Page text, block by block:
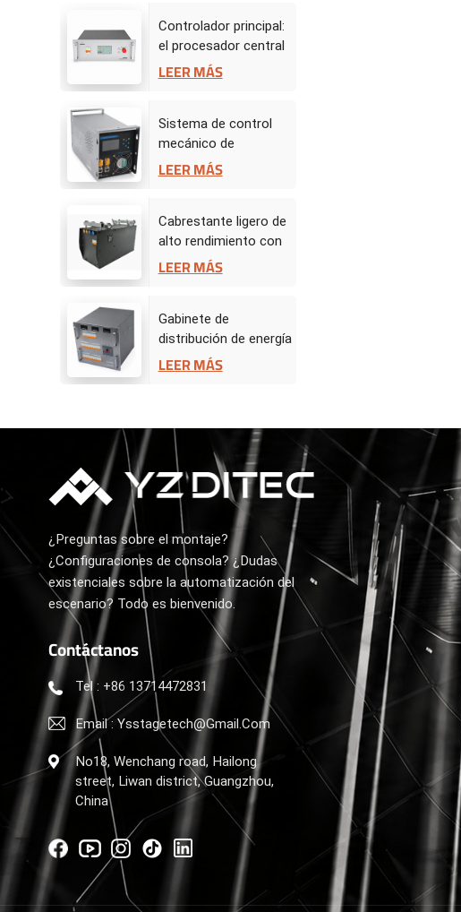
Controlador principal:
el procesador central
de la automatización
LEER MÁS
Sistema de control
mecánico de
escenario -
LEER MÁS
Cabrestante ligero de
alto rendimiento con
servomotor de 50 kg
LEER MÁS
Gabinete de
distribución de energía
BW
LEER MÁS
¿Preguntas sobre el montaje?
¿Configuraciones de consola? ¿Dudas
existenciales sobre la automatización del
escenario? Todo es bienvenido.
Contáctanos
Tel : +86 13714472831
Email : Ysstagetech@gmail.com
No18, Wenchang road, Hailong
street, Liwan district, Guangzhou,
China